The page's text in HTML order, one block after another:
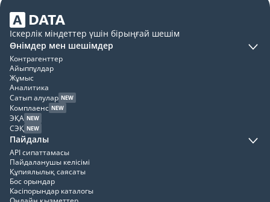
Іскерлік міндеттер үшін бірыңғай шешім
Өнімдер мен шешімдер
Контрагенттер
Айыппұлдар
Жұмыс
Аналитика
Сатып алулар NEW
Комплаенс NEW
ЭҚА NEW
СЭҚ NEW
Пайдалы
API сипаттамасы
Пайдаланушы келісімі
Құпиялылық саясаты
Бос орындар
Кәсіпорындар каталогы